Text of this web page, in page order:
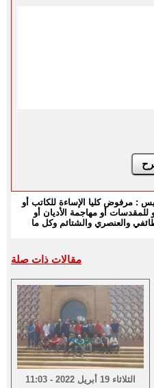
: مرفوض كليا الإساءة للكاتب أو
أو مهاجمة الأديان أو
والعنصري والشتائم وكل ما
مقالات ذات صلة
الثلاثاء 19 أبريل 2022 - 11:03